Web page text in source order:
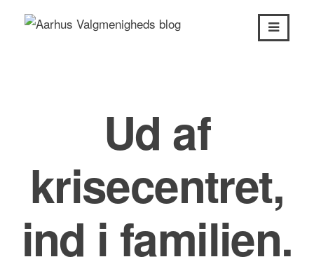
Ud af
krisecentret,
ind i familien.